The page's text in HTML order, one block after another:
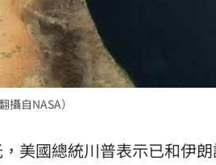
自NASA）
美國總統川普表示已和伊朗